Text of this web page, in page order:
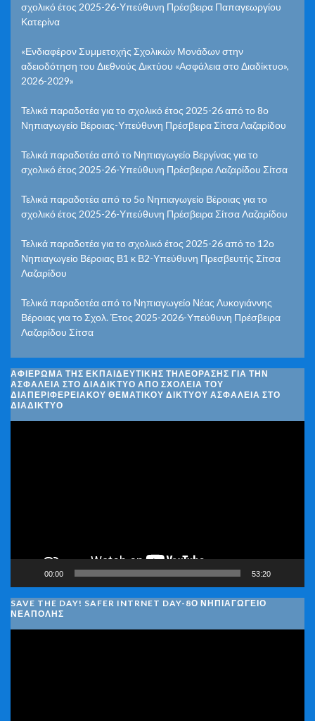
σχολικό έτος 2025-26-Υπεύθυνη Πρέσβειρα Παπαγεωργίου
Κατερίνα
«Ενδιαφέρον Συμμετοχής Σχολικών Μονάδων στην
αδειοδότηση του Διεθνούς Δικτύου «Ασφάλεια στο Διαδίκτυο»,
2026-2029»
Τελικά παραδοτέα για το σχολικό έτος 2025-26 από το 8ο
Νηπιαγωγείο Βέροιας-Υπεύθυνη Πρέσβειρα Σίτσα Λαζαρίδου
Τελικά παραδοτέα από το Νηπιαγωγείο Βεργίνας για το
σχολικό έτος 2025-26-Υπεύθυνη Πρέσβειρα Λαζαρίδου Σίτσα
Τελικά παραδοτέα από το 5ο Νηπιαγωγείο Βέροιας για το
σχολικό έτος 2025-26-Υπεύθυνη Πρέσβειρα Σίτσα Λαζαρίδου
Τελικά παραδοτέα για το σχολικό έτος 2025-26 από το 12ο
Νηπιαγωγείο Βέροιας Β1 κ Β2-Υπεύθυνη Πρεσβευτής Σίτσα
Λαζαρίδου
Τελικά παραδοτέα από το Νηπιαγωγείο Νέας Λυκογιάννης
Βέροιας για το Σχολ. Έτος 2025-2026-Υπεύθυνη Πρέσβειρα
Λαζαρίδου Σίτσα
ΑΦΙΈΡΩΜΑ ΤΗΣ ΕΚΠΑΙΔΕΥΤΙΚΉΣ ΤΗΛΕΌΡΑΣΗΣ ΓΙΑ ΤΗΝ
ΑΣΦΆΛΕΙΑ ΣΤΟ ΔΙΑΔΊΚΤΥΟ ΑΠΌ ΣΧΟΛΕΊΑ ΤΟΥ
ΔΙΑΠΕΡΙΦΕΡΕΙΑΚΟΎ ΘΕΜΑΤΙΚΟΎ ΔΙΚΤΎΟΥ ΑΣΦΆΛΕΙΑ ΣΤΟ
ΔΙΑΔΊΚΤΥΟ
00:00 53:20
SAVE THE DAY! SAFER INTRNET DAY-8Ο ΝΗΠΙΑΓΩΓΕΙΟ
ΝΕΑΠΟΛΗΣ